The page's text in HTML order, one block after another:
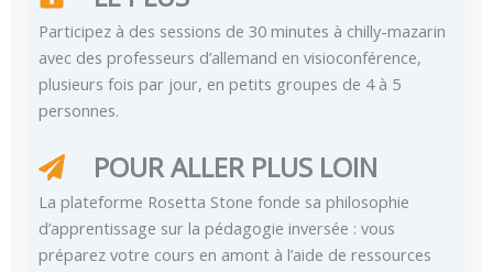
Participez à des sessions de 30 minutes à chilly-mazarin
avec des professeurs d’allemand en visioconférence,
plusieurs fois par jour, en petits groupes de 4 à 5
personnes.
POUR ALLER PLUS LOIN
La plateforme Rosetta Stone fonde sa philosophie
d’apprentissage sur la pédagogie inversée : vous
préparez votre cours en amont à l’aide de ressources